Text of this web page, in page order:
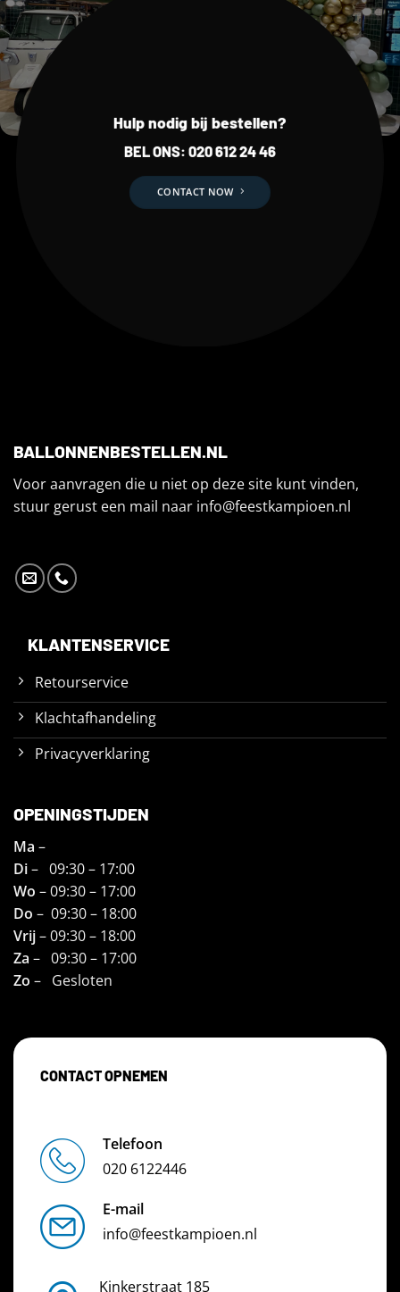
Hulp nodig bij bestellen?
BEL ONS: 020 612 24 46
CONTACT NOW
BALLONNENBESTELLEN.NL
Voor aanvragen die u niet op deze site kunt vinden,
stuur gerust een mail naar info@feestkampioen.nl
KLANTENSERVICE
Retourservice
Klachtafhandeling
Privacyverklaring
OPENINGSTIJDEN
Ma –
Di– 09:30 – 17:00
Wo – 09:30 – 17:00
Do – 09:30 – 18:00
Vrij– 09:30 – 18:00
Za – 09:30 – 17:00
Zo – Gesloten
CONTACT OPNEMEN
Telefoon
020 6122446
E-mail
info@feestkampioen.nl
Kinkerstraat 185